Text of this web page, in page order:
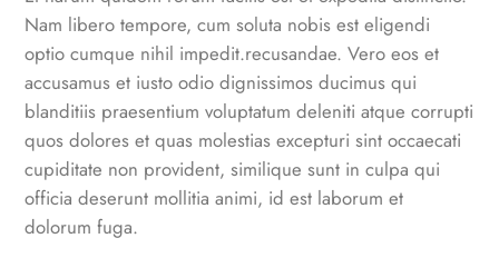
Nam libero tempore, cum soluta nobis est eligendi
optio cumque nihil impedit.recusandae. Vero eos et
accusamus et iusto odio dignissimos ducimus qui
blanditiis praesentium voluptatum deleniti atque corrupti
quos dolores et quas molestias excepturi sint occaecati
cupiditate non provident, similique sunt in culpa qui
officia deserunt mollitia animi, id est laborum et
dolorum fuga.